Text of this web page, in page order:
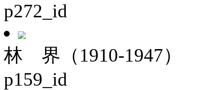
p272_id
林 界（1910-1947）
p159_id